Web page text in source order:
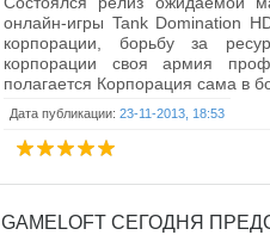
онлайн-игры Tank Domination
корпорации, борьбу за
корпорации своя армия
полагается Корпорация сама в
Дата публикации: 23-11-2013, 18:53
GAMELOFT СЕГОДНЯ